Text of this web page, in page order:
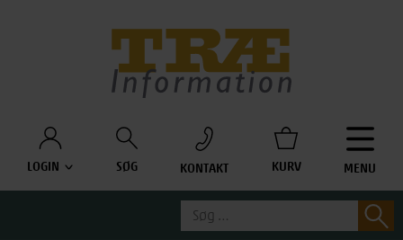
LOGIN SØG KONTAKT KURV MENU
Søg
efter: